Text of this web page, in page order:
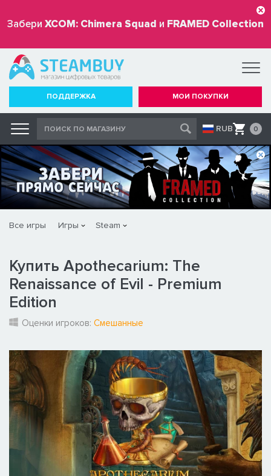
Забери XCOM: Chimera Squad и FRAMED Collection
бесплатно
ПОДДЕРЖКА МОИ ПОКУПКИ
RUB 0
Все игры Игры Steam
Купить Apothecarium: The
Renaissance of Evil - Premium
Edition
Оценки игроков: Смешанные